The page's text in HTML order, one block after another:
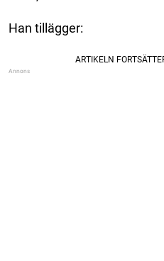
Han tillägger: